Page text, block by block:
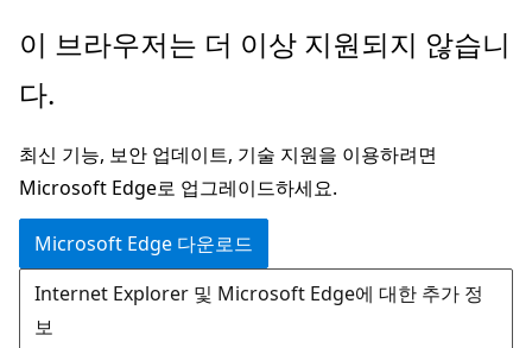
주
콘
츠
로
건
너
뛰
기
이 브라우저는 더 이상 지원되지 않습니
다.
최신 기능, 보안 업데이트, 기술 지원을 이용하려면
Microsoft Edge로 업그레이드하세요.
Microsoft Edge 다운로드
Internet Explorer 및 Microsoft Edge에 대한 추가 정
보